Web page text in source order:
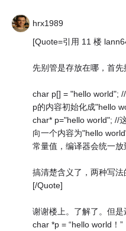
hrx1989
[Quote=引用 11 楼
先别管是存放在哪，首先
char p[] = "hello world";
p的内容初始化成"hello
char* p="hello world"; //
向一个内容为"hello
常量值，编译器会统一放
搞清楚含义了，两种写
[/Quote]
谢谢楼上。了解了。但
char *p = “hello world！”